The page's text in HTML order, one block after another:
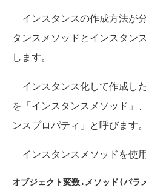
インスタンスの作成方法が
タンスメソッドとインスタン
します。
インスタンス化して作成し
を「インスタンスメソッド」
ンスプロパティ」と呼びます。
インスタンスメソッドを使
オブジェクト変数.メソッド(パラ